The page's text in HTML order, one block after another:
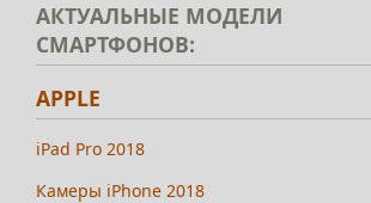
АКТУАЛЬНЫЕ МОДЕЛИ
СМАРТФОНОВ:
APPLE
iPad Pro 2018
Камеры iPhone 2018